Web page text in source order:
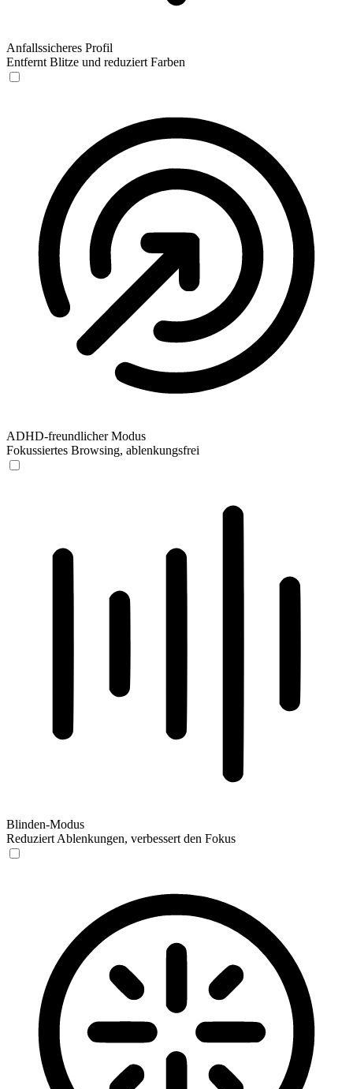
Anfallssicheres Profil
Entfernt Blitze und reduziert Farben
ADHD-freundlicher Modus
Fokussiertes Browsing, ablenkungsfrei
Blinden-Modus
Reduziert Ablenkungen, verbessert den Fokus